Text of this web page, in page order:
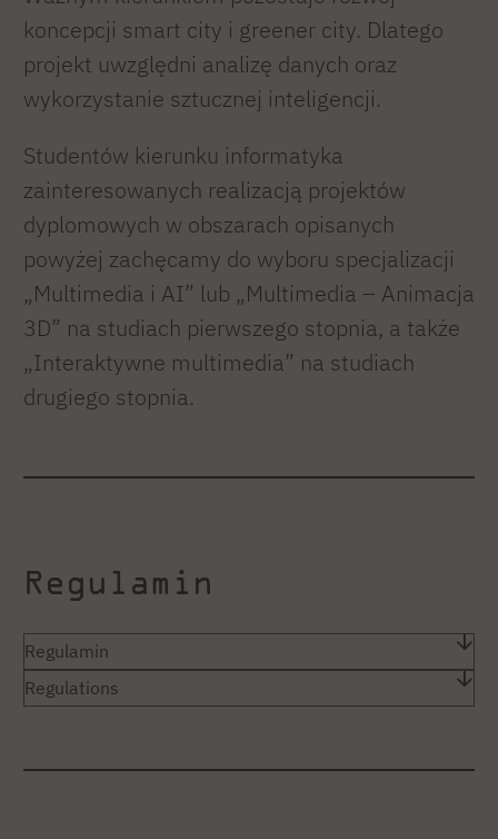
koncepcji smart city i greener city. Dlatego
projekt uwzględni analizę danych oraz
wykorzystanie sztucznej inteligencji.
Studentów kierunku informatyka
zainteresowanych realizacją projektów
dyplomowych w obszarach opisanych
powyżej zachęcamy do wyboru specjalizacji
„Multimedia i AI” lub „Multimedia – Animacja
3D” na studiach pierwszego stopnia, a także
„Interaktywne multimedia” na studiach
drugiego stopnia.
Regulamin
Regulamin
Regulations